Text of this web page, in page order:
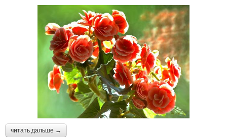
читать дальше →